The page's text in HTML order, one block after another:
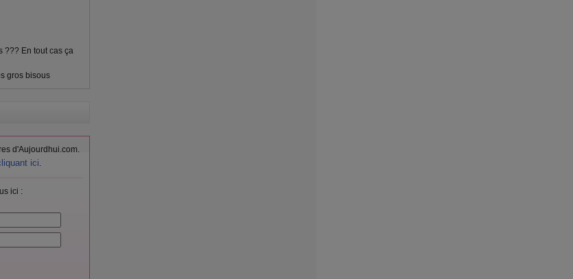
??? En tout cas ça
gros bisous
d'Aujourdhui.com.
ici.
ici :